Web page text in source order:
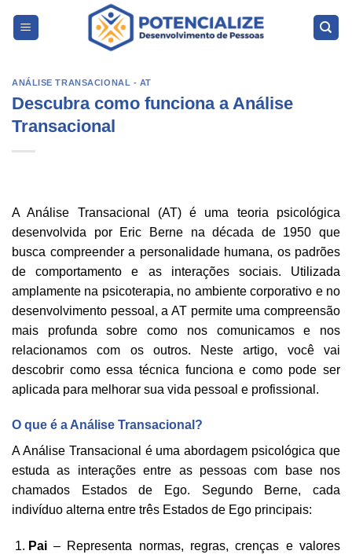
ANÁLISE TRANSACIONAL - AT
Descubra como funciona a Análise
Transacional
A Análise Transacional (AT) é uma teoria psicológica
desenvolvida por Eric Berne na década de 1950 que
busca compreender a personalidade humana, os padrões
de comportamento e as interações sociais. Utilizada
amplamente na psicoterapia, no ambiente corporativo e no
desenvolvimento pessoal, a AT permite uma compreensão
mais profunda sobre como nos comunicamos e nos
relacionamos com os outros. Neste artigo, você vai
descobrir como essa técnica funciona e como pode ser
aplicada para melhorar sua vida pessoal e profissional.
O que é a Análise Transacional?
A Análise Transacional é uma abordagem psicológica que
estuda as interações entre as pessoas com base nos
chamados Estados de Ego. Segundo Berne, cada
indivíduo alterna entre três Estados de Ego principais:
Pai– Representa normas, regras, crenças e valores